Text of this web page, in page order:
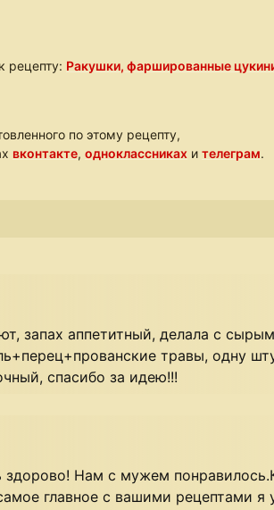
рецепту: Ракушки, фаршированные
по этому рецепту,
вконтакте, одноклассниках и телеграм.
запах аппетитный, делала с
травы, одну
спасибо за идею!!!
здорово! Нам с мужем
главное с вашими рецептами я